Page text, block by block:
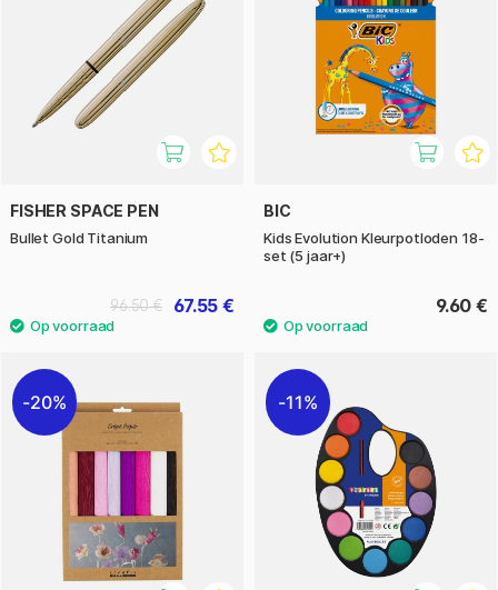
FISHER SPACE PEN
Bullet Gold Titanium
67.55 €
96.50 €
BIC
Kids Evolution Kleurpotloden 18-
set (5 jaar+)
9.60 €
20% 11%